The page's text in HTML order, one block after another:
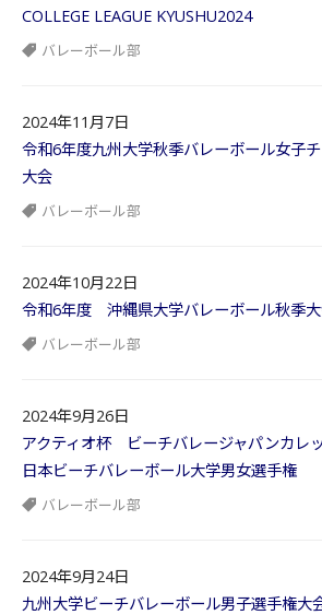
COLLEGE LEAGUE KYUSHU2024
バレーボール部
2024年11月7日
令和6年度九州大学秋季バレーボール女子
大会
バレーボール部
2024年10月22日
令和6年度 沖縄県大学バレーボール秋季
バレーボール部
2024年9月26日
アクティオ杯 ビーチバレージャパンカ
日本ビーチバレーボール大学男女選手権
バレーボール部
2024年9月24日
九州大学ビーチバレーボール男子選手権大